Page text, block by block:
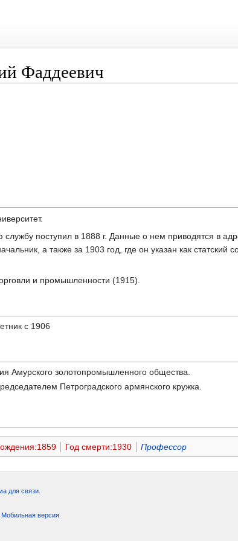
Фаддеевич
службу поступил в 1888 г. Данные о нем приводятся в
а также за 1903 год, где он указан как
и промышленности (1915).
с 1906
Амурского золотопромышленного общества.
Петроградского армянского кружка.
Год смерти:1930 Профессор
для связи
Мобильная версия